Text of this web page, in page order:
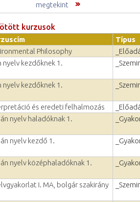
megtekint
kurzusok
Típus
Philosophy
nyelv kezdőknek 1.
nyelv kezdőknek 1.
és eredeti felhalmozás
nyelv haladóknak 1.
nyelv kezdő 1.
nyelv középhaladóknak 1.
I. MA, bolgár szakirány